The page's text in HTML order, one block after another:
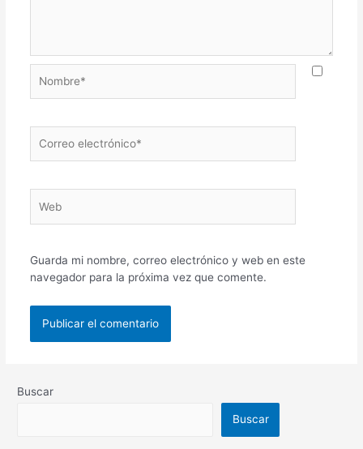
electrónico*
Guarda mi nombre, correo electrónico y web en este
navegador para la próxima vez que comente.
Buscar
Buscar